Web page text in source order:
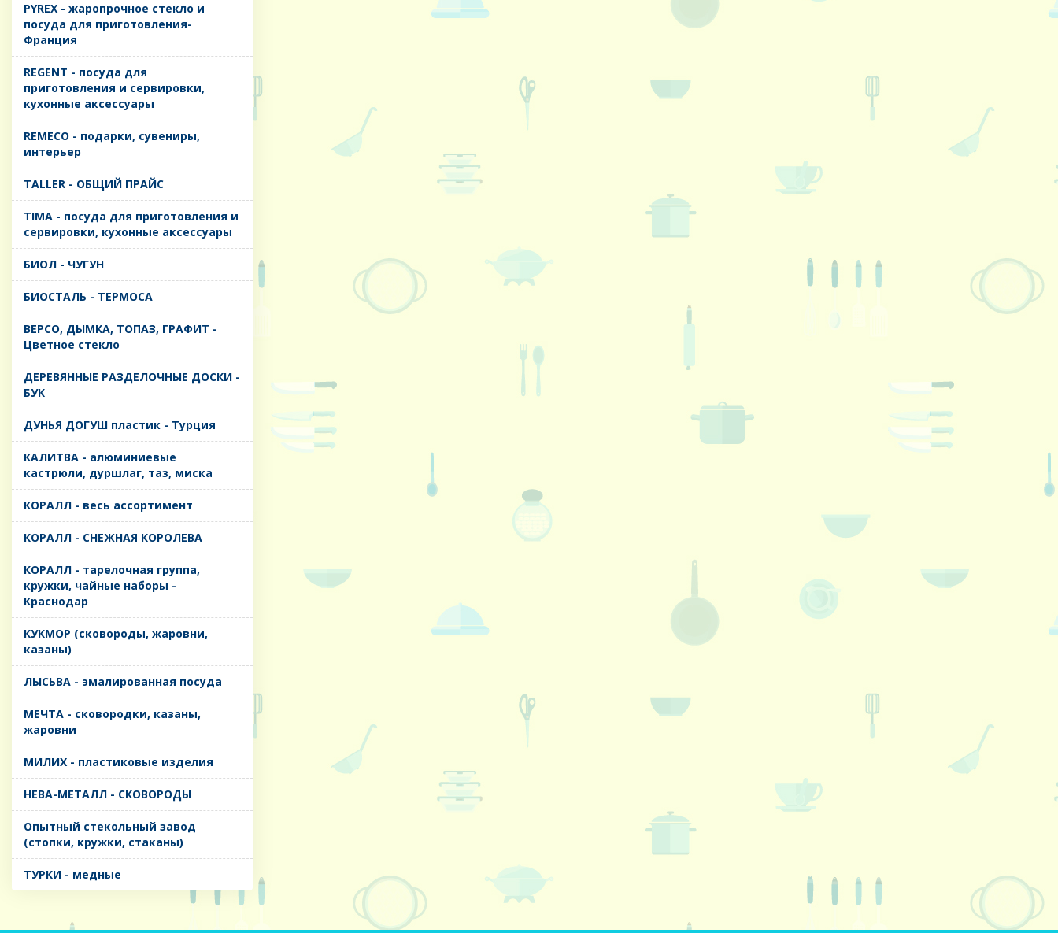
PYREX - жаропрочное стекло и
посуда для приготовления-
Франция
REGENT - посуда для
приготовления и сервировки,
кухонные аксессуары
REMECO - подарки, сувениры,
интерьер
TALLER - ОБЩИЙ ПРАЙС
TIMA - посуда для приготовления и
сервировки, кухонные аксессуары
БИОЛ - ЧУГУН
БИОСТАЛЬ - ТЕРМОСА
ВЕРСО, ДЫМКА, ТОПАЗ, ГРАФИТ -
Цветное стекло
ДЕРЕВЯННЫЕ РАЗДЕЛОЧНЫЕ ДОСКИ -
БУК
ДУНЬЯ ДОГУШ пластик - Турция
КАЛИТВА - алюминиевые
кастрюли, дуршлаг, таз, миска
КОРАЛЛ - весь ассортимент
КОРАЛЛ - СНЕЖНАЯ КОРОЛЕВА
КОРАЛЛ - тарелочная группа,
кружки, чайные наборы -
Краснодар
КУКМОР (сковороды, жаровни,
казаны)
ЛЫСЬВА - эмалированная посуда
МЕЧТА - сковородки, казаны,
жаровни
МИЛИХ - пластиковые изделия
НЕВА-МЕТАЛЛ - СКОВОРОДЫ
Опытный стекольный завод
(стопки, кружки, стаканы)
ТУРКИ - медные